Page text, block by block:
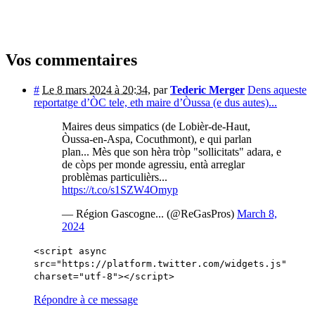
Vos commentaires
# Le 8 mars 2024 à 20:34, parTederic Merger Dens aqueste
reportatge d’ÒC tele, eth maire d’Òussa (e dus autes)...
Maires deus simpatics (de Lobièr-de-Haut,
Òussa-en-Aspa, Cocuthmont), e qui parlan
plan... Mès que son hèra tròp "sollicitats" adara, e
de còps per monde agressiu, entà arreglar
problèmas particulièrs...
https://t.co/s1SZW4Omyp
— Région Gascogne... (@ReGasPros) March 8,
2024
<script async
src="https://platform.twitter.com/widgets.js"
charset="utf-8"></script>
Répondre à ce message